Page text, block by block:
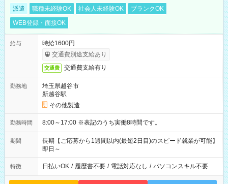
派遣 職種未経験OK 社会人未経験OK
ブランクOK
WEB登録・面接OK
給与
時給1600円
交通費別途支給あり
交通費 交通費支給有り
勤務地
埼玉県越谷市
新越谷駅
その他製造
勤務時間 8:00～17:00 ※表記のうち実働8時間です。
期間
長期【ご応募から1週間以内(最短2日目)のスピード就業が可能】
即日～
特徴 日払いOK / 履歴書不要 / 電話対応なし / パソコンスキル不要